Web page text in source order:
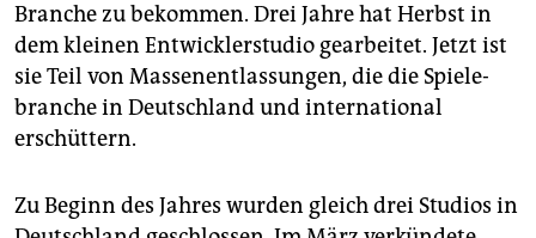
Branche zu bekommen. Drei Jahre hat Herbst in
dem kleinen Entwicklerstudio gearbeitet. Jetzt ist
sie Teil von Massenentlassungen, die die Spiele­
branche in Deutschland und international
erschüttern.
Zu Beginn des Jahres wurden gleich drei Studios in